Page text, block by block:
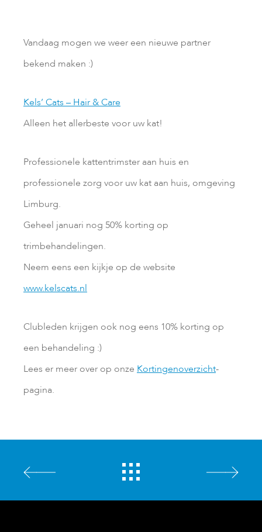
Vandaag mogen we weer een nieuwe partner
bekend maken :)
Kels’ Cats – Hair & Care
Alleen het allerbeste voor uw kat!
Professionele kattentrimster aan huis en
professionele zorg voor uw kat aan huis, omgeving
Limburg.
Geheel januari nog 50% korting op
trimbehandelingen.
Neem eens een kijkje op de website
www.kelscats.nl
Clubleden krijgen ook nog eens 10% korting op
een behandeling :)
Lees er meer over op onze Kortingenoverzicht-
pagina.